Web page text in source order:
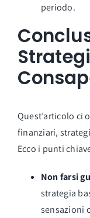
periodo.
Quest’articolo ci
finanziari,
Ecco i punti
Non farsi
strategia
sensazioni